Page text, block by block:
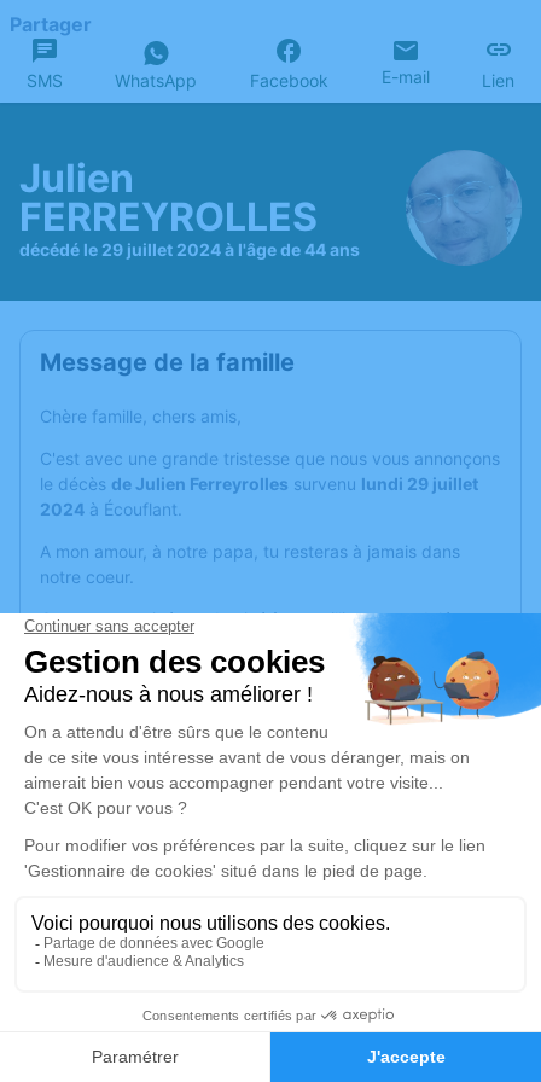
Faire-part Hommages
Partager
SMS WhatsApp Facebook E-mail Lien
Julien
FERREYROLLES
décédé le 29 juillet 2024 à l'âge de 44 ans
Message de la famille
Chère famille, chers amis,
C'est avec une grande tristesse que nous vous annonçons
le décès de Julien Ferreyrolles survenu lundi 29 juillet
2024 à Écouflant.
A mon amour, à notre papa, tu resteras à jamais dans
notre coeur.
Cet espace privé est destiné à recueillir vos condoléances
Je rends hommage
Déroulé des obsèques
Les obsèques de Julien FERREYROLLES se
dérouleront dans l’intimité familiale.
Rendez hommage à Julien